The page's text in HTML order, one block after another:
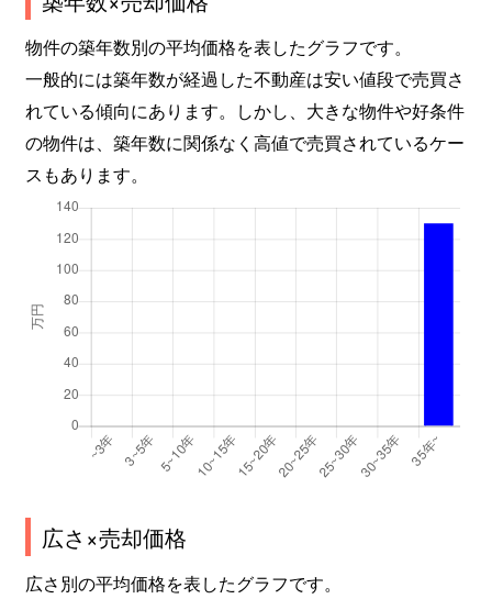
物件の築年数別の平均価格を表したグラフです。
一般的には築年数が経過した不動産は安い値段で売買さ
れている傾向にあります。しかし、大きな物件や好条件
の物件は、築年数に関係なく高値で売買されているケー
スもあります。
広さ×売却価格
広さ別の平均価格を表したグラフです。